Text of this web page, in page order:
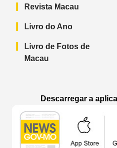
Revista Macau
Livro do Ano
Livro de Fotos de
Macau
Descarregar a